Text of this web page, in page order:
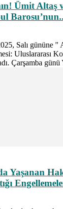
Ümit Altaş
Salı gününe "
Uluslararası
Çarşamba
Yaşanan